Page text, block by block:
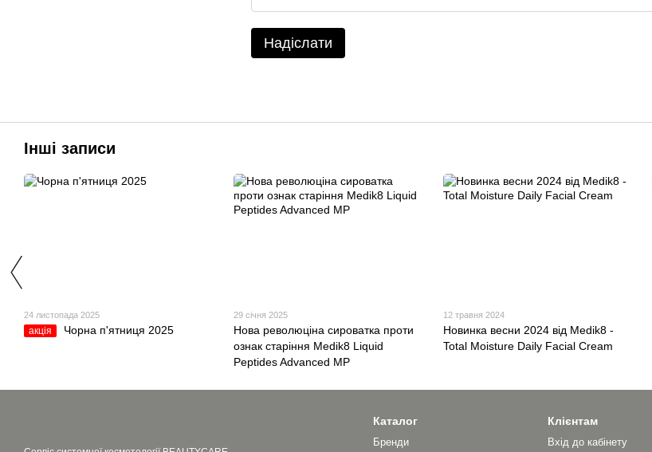
Надіслати
Інші записи
24 листопада 2025
акція Чорна п'ятниця 2025
29 січня 2025
Нова революціна сироватка проти
ознак старіння Medik8 Liquid
Peptides Advanced MP
12 травня 2024
Новинка весни 2024 від Medik8 -
Total Moisture Daily Facial Cream
Каталог
Бренди
Клієнтам
Вхід до кабінету